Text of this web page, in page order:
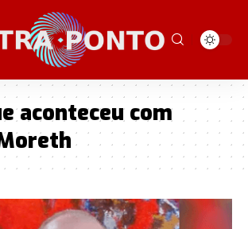
aconteceu com